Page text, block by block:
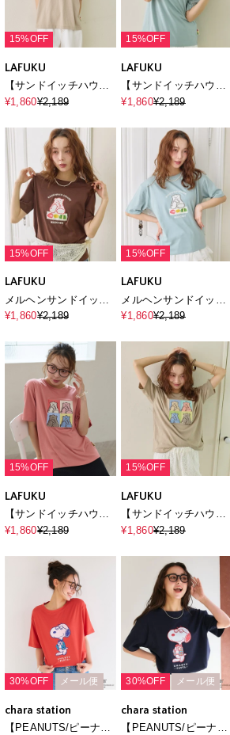
15%OFF
LAFUKU
【サンドイッチハウス
メルヘン】サガラ刺繍
¥1,860¥2,189
15%OFF
LAFUKU
【サンドイッチハウス
メルヘン】サガラ刺繍
¥1,860¥2,189
15%OFF
LAFUKU
メルヘンサンドイッチ
ロゴ5分袖T
¥1,860¥2,189
15%OFF
LAFUKU
メルヘンサンドイッチ
ロゴ5分袖T
¥1,860¥2,189
15%OFF
LAFUKU
【サンドイッチハウス
メルヘン】サガラ刺繍
シャツ
¥1,860¥2,189
15%OFF
LAFUKU
【サンドイッチハウス
メルヘン】サガラ刺繍
シャツ
¥1,860¥2,189
30%OFF メール便
chara station
【PEANUTS/ピーナッ
30%OFF メール便
chara station
【PEANUTS/ピーナッ